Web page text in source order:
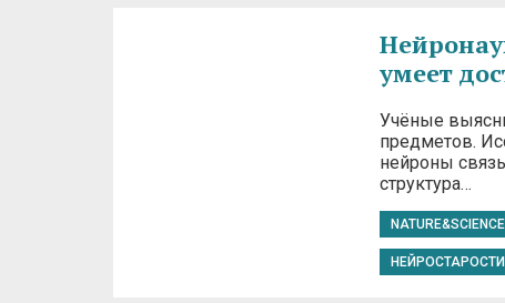
умеет
Учёные
предметов.
нейроны
структура…
NATURE&SCIENCE
НЕЙРОСТАРОСТИ